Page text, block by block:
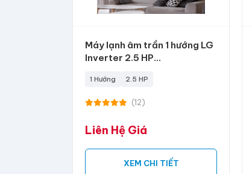
Máy lạnh âm trần 1 hướng LG
Inverter 2.5 HP
1 Hướng 2.5 HP
(12)
Liên Hệ Giá
XEM CHI TIẾT